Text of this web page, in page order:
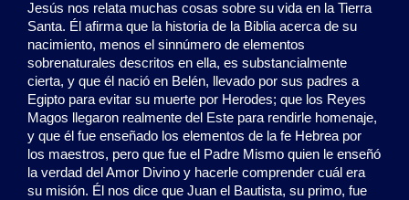
Jesús nos relata muchas cosas sobre su vida en la Tierra
Santa. Él afirma que la historia de la Biblia acerca de su
nacimiento, menos el sinnúmero de elementos
sobrenaturales descritos en ella, es substancialmente
cierta, y que él nació en Belén, llevado por sus padres a
Egipto para evitar su muerte por Herodes; que los Reyes
Magos llegaron realmente del Este para rendirle homenaje,
y que él fue enseñado los elementos de la fe Hebrea por
los maestros, pero que fue el Padre Mismo quien le enseñó
la verdad del Amor Divino y hacerle comprender cuál era
su misión. Él nos dice que Juan el Bautista, su primo, fue